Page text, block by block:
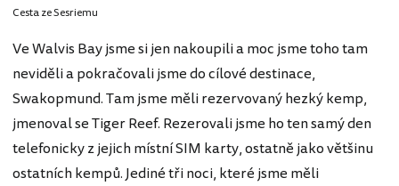
Cesta ze Sesriemu
Ve Walvis Bay jsme si jen nakoupili a moc jsme toho tam
neviděli a pokračovali jsme do cílové destinace,
Swakopmund. Tam jsme měli rezervovaný hezký kemp,
jmenoval se Tiger Reef. Rezerovali jsme ho ten samý den
telefonicky z jejich místní SIM karty, ostatně jako většinu
ostatních kempů. Jediné tři noci, které jsme měli